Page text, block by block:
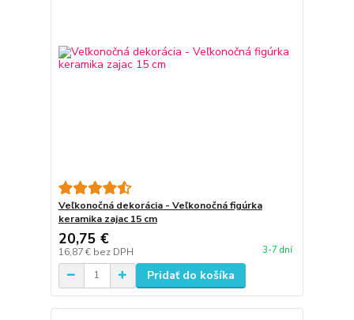
Veľkonočná dekorácia - Veľkonočná figúrka
keramika zajac 15 cm
20,75 €
16,87 € bez DPH 3-7 dní
Pridať do košíka